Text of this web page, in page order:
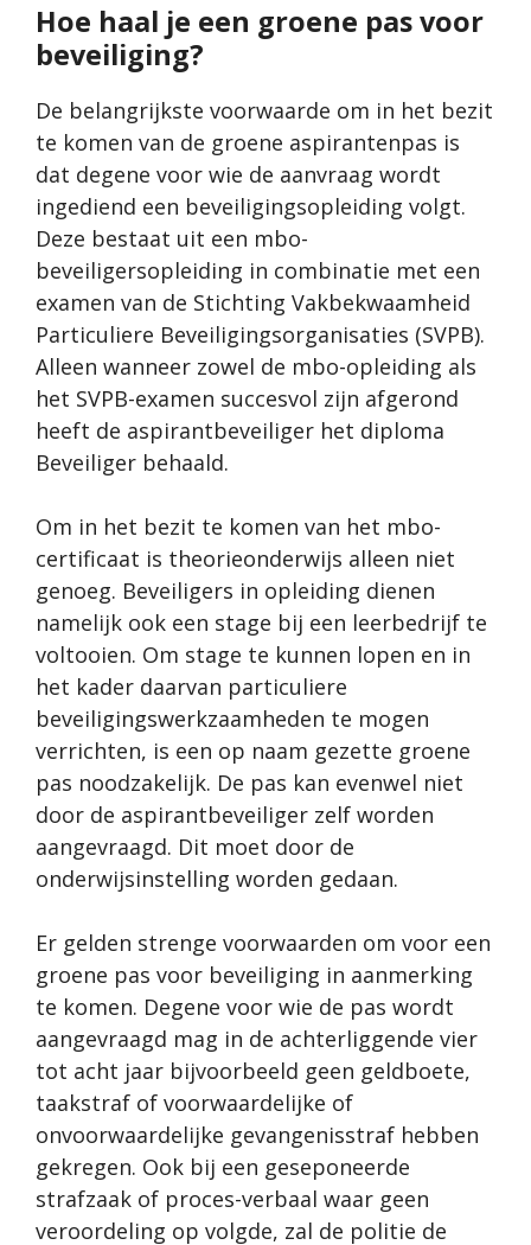
Hoe haal je een groene pas voor
beveiliging?
De belangrijkste voorwaarde om in het bezit
te komen van de groene aspirantenpas is
dat degene voor wie de aanvraag wordt
ingediend een beveiligingsopleiding volgt.
Deze bestaat uit een mbo-
beveiligersopleiding in combinatie met een
examen van de Stichting Vakbekwaamheid
Particuliere Beveiligingsorganisaties (SVPB).
Alleen wanneer zowel de mbo-opleiding als
het SVPB-examen succesvol zijn afgerond
heeft de aspirantbeveiliger het diploma
Beveiliger behaald.
Om in het bezit te komen van het mbo-
certificaat is theorieonderwijs alleen niet
genoeg. Beveiligers in opleiding dienen
namelijk ook een stage bij een leerbedrijf te
voltooien. Om stage te kunnen lopen en in
het kader daarvan particuliere
beveiligingswerkzaamheden te mogen
verrichten, is een op naam gezette groene
pas noodzakelijk. De pas kan evenwel niet
door de aspirantbeveiliger zelf worden
aangevraagd. Dit moet door de
onderwijsinstelling worden gedaan.
Er gelden strenge voorwaarden om voor een
groene pas voor beveiliging in aanmerking
te komen. Degene voor wie de pas wordt
aangevraagd mag in de achterliggende vier
tot acht jaar bijvoorbeeld geen geldboete,
taakstraf of voorwaardelijke of
onvoorwaardelijke gevangenisstraf hebben
gekregen. Ook bij een geseponeerde
strafzaak of proces-verbaal waar geen
veroordeling op volgde, zal de politie de